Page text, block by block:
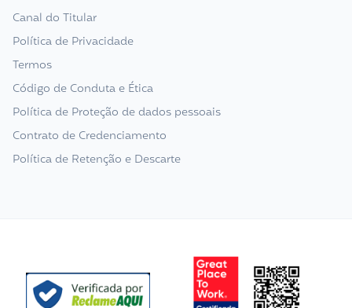
Canal do Titular
Política de Privacidade
Termos
Código de Conduta e Ética
Política de Proteção de dados pessoais
Contrato de Credenciamento
Política de Retenção e Descarte